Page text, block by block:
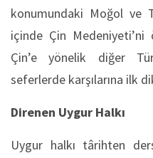
konumundaki Moğol ve
içinde Çin
Çin’e yönelik diğer
seferlerde karşılarına ilk
Direnen Uygur Halkı
Uygur halkı târihten